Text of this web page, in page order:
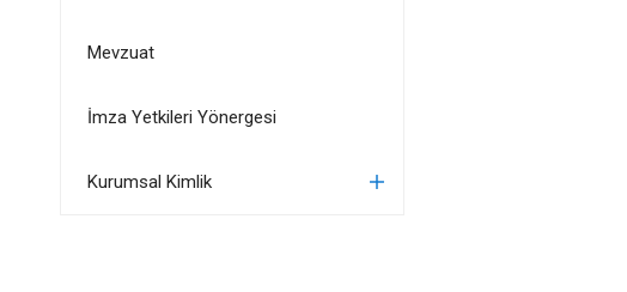
Mevzuat
İmza Yetkileri Yönergesi
Kurumsal Kimlik